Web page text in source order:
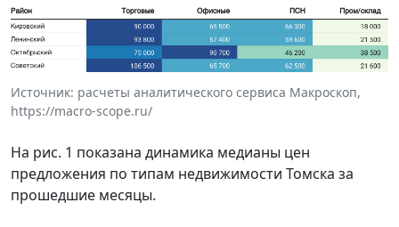
Источник: расчеты аналитического сервиса Макроскоп,
https://macro-scope.ru/
На рис. 1 показана динамика медианы цен
предложения по типам недвижимости Томска за
прошедшие месяцы.